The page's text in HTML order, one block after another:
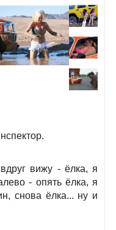
вижу - ёлка, я
- опять ёлка, я
снова ёлка... ну и